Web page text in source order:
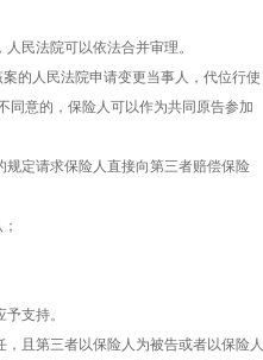
民法院可以依法合并审理。
的人民法院申请变更当事人，代位行使
同意的，保险人可以作为共同原告参加
定请求保险人直接向第三者赔偿保险
支持。
且第三者以保险人为被告或者以保险人